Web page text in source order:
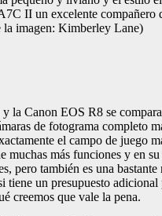
II un excelente compañero
la imagen: Kimberley Lane)
la Canon EOS R8 se
de fotograma completo
el campo de juego
muchas más funciones y en
pero también es una bastante
tiene un presupuesto adicional
creemos que vale la pena.